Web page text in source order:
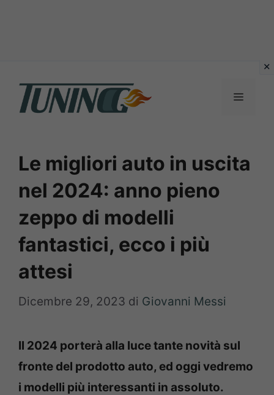
contenuto
Menu
Le migliori auto in uscita
nel 2024: anno pieno
zeppo di modelli
fantastici, ecco i più
attesi
Dicembre 29, 2023 di Giovanni Messi
Il 2024 porterà alla luce tante novità sul
fronte del prodotto auto, ed oggi vedremo
i modelli più interessanti in assoluto.